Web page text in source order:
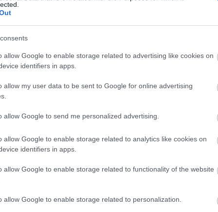
allow Google to enable storage related to advertising like cookies on
identifiers in apps.
allow my user data to be sent to Google for online advertising
allow Google to send me personalized advertising.
allow Google to enable storage related to analytics like cookies on
identifiers in apps.
allow Google to enable storage related to functionality of the website
allow Google to enable storage related to personalization.
városok, tájak is, a Duna-korzón pedig fiatal
szerepét.
szólva Vitézy Dávid elmondta, hogy hétfőn a
a kerékpáros közlekedéssel kapcsolatban
kerületi Lövőház utcában tartják meg a
lesz a nemzetközi autómentes nap, amikor
a Critical Mass kerékpáros felvonulást tartják
MÁV-Start Zrt. vonatain ingyenesen lehet
feltétele, hogy az utasok az
mellé az utazás megkezdése előtt a pénztárban